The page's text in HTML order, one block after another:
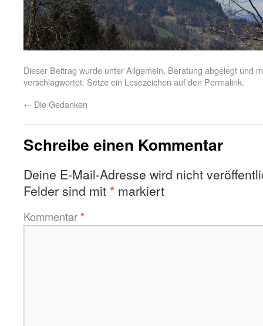
Dieser Beitrag wurde unterAllgemein, Beratung abgelegt und
verschlagwortet. Setze ein Lesezeichen auf den Permalink.
← Die Gedanken
Schreibe einen Kommentar
Deine E-Mail-Adresse wird nicht
Felder sind mit * markiert
Kommentar*